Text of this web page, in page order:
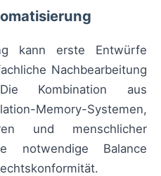
kann erste Entwürfe
Nachbearbeitung
Kombination aus
Memory-Systemen,
und menschlicher
notwendige Balance